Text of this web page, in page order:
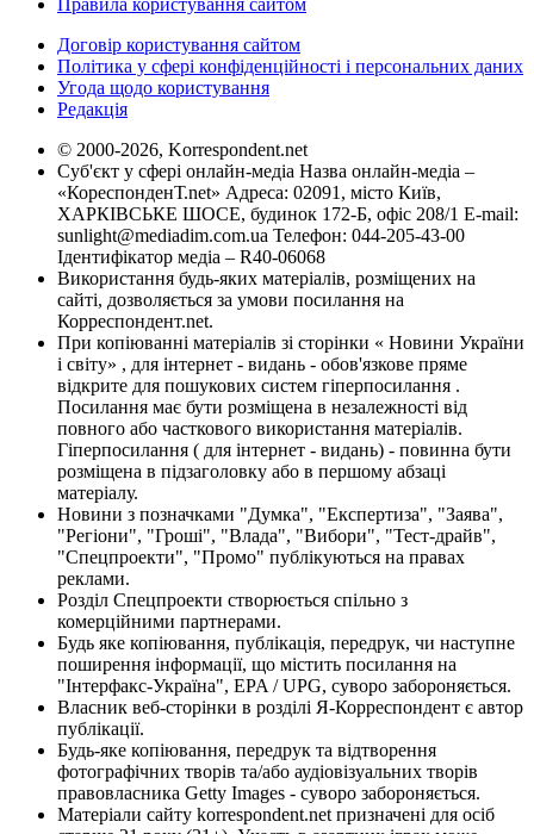
Договір користування сайтом
Політика у сфері конфіденційності і персональних даних
Угода щодо користування
Редакція
© 2000-2026, Korrespondent.net
Суб'єкт у сфері онлайн-медіа Назва онлайн-медіа –
«КореспонденТ.net» Адреса: 02091, місто Київ,
ХАРКІВСЬКЕ ШОСЕ, будинок 172-Б, офіс 208/1 E-mail:
sunlight@mediadim.com.ua Телефон: 044-205-43-00
Ідентифікатор медіа – R40-06068
Використання будь-яких матеріалів, розміщених на
сайті, дозволяється за умови посилання на
Корреспондент.net.
При копіюванні матеріалів зі сторінки « Новини України
і світу» , для інтернет - видань - обов'язкове пряме
відкрите для пошукових систем гіперпосилання .
Посилання має бути розміщена в незалежності від
повного або часткового використання матеріалів.
Гіперпосилання ( для інтернет - видань) - повинна бути
розміщена в підзаголовку або в першому абзаці
матеріалу.
Новини з позначками "Думка", "Експертиза", "Заява",
"Регіони", "Гроші", "Влада", "Вибори", "Тест-драйв",
"Спецпроекти", "Промо" публікуються на правах
реклами.
Розділ Спецпроекти створюється спільно з
комерційними партнерами.
Будь яке копіювання, публікація, передрук, чи наступне
поширення інформації, що містить посилання на
"Інтерфакс-Україна", EPA / UPG, суворо забороняється.
Власник веб-сторінки в розділі Я-Корреспондент є автор
публікації.
Будь-яке копіювання, передрук та відтворення
фотографічних творів та/або аудіовізуальних творів
правовласника Getty Images - суворо забороняється.
Матеріали сайту korrespondent.net призначені для осіб